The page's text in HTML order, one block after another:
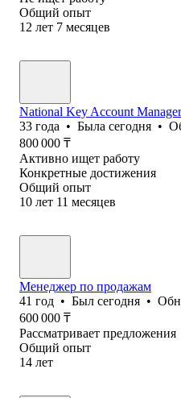
Общий опыт
12 лет 7 месяцев
National Key Account Manager
33 года • Была сегодня •
800 000 ₸
Активно ищет работу
Конкретные достижения
Общий опыт
10 лет 11 месяцев
Менеджер по продажам
41 год • Был сегодня •
600 000 ₸
Рассматривает предложения
Общий опыт
14 лет